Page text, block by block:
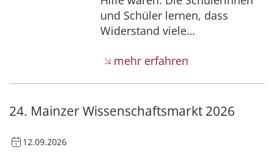
und Schüler lernen, dass
Widerstand viele…
mehr erfahren
24. Mainzer Wissenschaftsmarkt 2026
12.09.2026